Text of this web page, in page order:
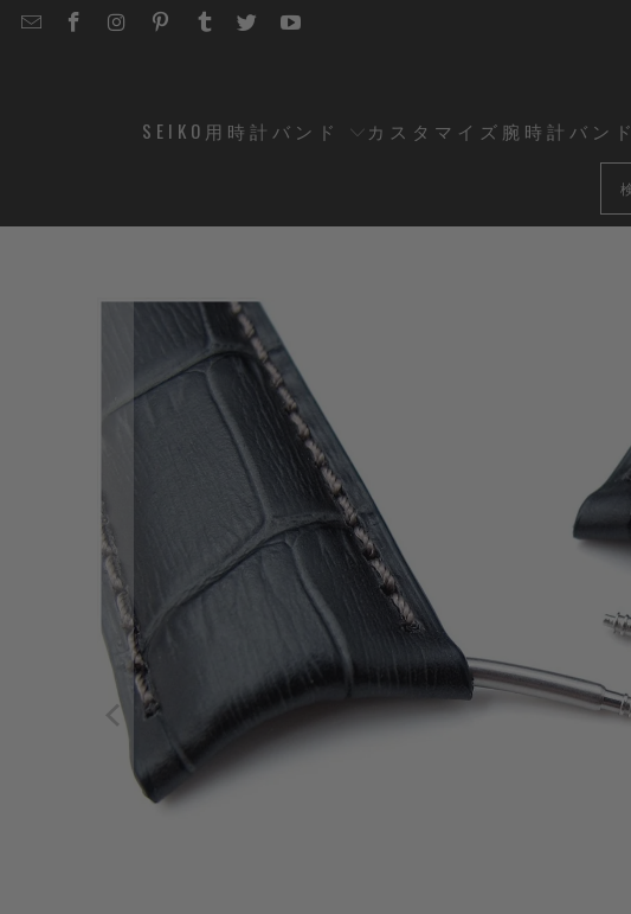
EMAILSTRAPCODE
STRAPCODE
STRAPCODE
STRAPCODE
STRAPCODE
STRAPCODE
SEIKO用時計バンド カスタマイズ腕時計バンド